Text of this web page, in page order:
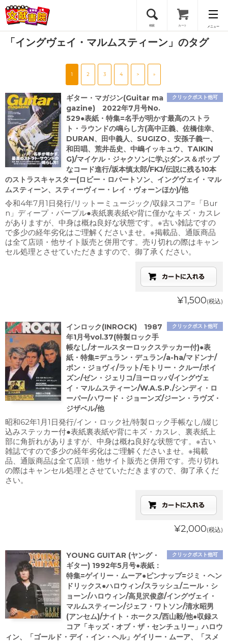
検索 カート メニュー
会員登録
「イングヴェイ・マルムスティーン」のタグ
1 2 3 4 > »
クリックポスト他可
ギター・マガジン(Guitar ma
gazine) 2022年7月号No.
529●表紙・特集=名手が明かす最高のストラ
ト・ラウンドの鳴らし方(高中正義、佐橋佳幸、
DURAN、田中義人、SUGIZO、安孫子義一、
和田唱、荒井岳史、中嶋イッキュウ、TAIKIN
G)/マイケル・ジャクソンに学ぶダンス＆ポップ
なコード進行/坂本慎太郎/FKJ/伝説に残る10本
のストラスキャスター(ロビー・ロバートソン、イングヴェイ・マル
ムスティーン、スティーヴィー・レイ・ヴォーンほか)/他
令和4年7月1日発行/リットーミュージック/収録スコア=「Bur
n」ディープ・パープル●表紙裏表紙や背に僅かなキズ・カスレ
がありますが、中身は概ね良好な状態です。※古い雑誌ですの
で多少の経年劣化はご理解くださいませ。※掲載品、通販商品
は全て店頭・他サイト販売と併用です。売り切れの際はキャン
セル処理とさせていただきますので、御了承ください。
¥1,500(税込)
クリックポスト他可
インロック(INROCK) 1987
年1月号vol.37(特製ロック手
帳なし/オールスターロックステッカー付)●表
紙・特集=デュラン・デュラン/a-ha/マドンナ/
ボン・ジョヴィ/ラット/モトリー・クルー/ポイ
ズン/ゼン・ジェリコ/ヨーロッパ/イングヴェ
イ・マルムスティーン/W.A.S.P./シンディ・ロ
ーパー/ハワード・ジョーンズ/ジーン・ラヴズ・
ジザベル/他
昭和62年1月1日発行/イン・ロック社/特製ロック手帳なし/綴じ
込みステッカー付●表紙裏表紙や背にキズ・カスレ、裏表紙上
部に角折れがありますが、中身は概ね良好な状態です。※古い
雑誌ですので多少の経年劣化はご理解くださいませ。※掲載
品、通販商品は全て店頭・他サイト販売と併用です。売り切れ
の際はキャンセル処理とさせていただきますので、御了承くだ
さい。
¥2,000(税込)
クリックポスト他可
YOUNG GUITAR (ヤング・
ギター) 1992年5月号●表紙：
特集=ゲイリー・ムーア●ピンナップ=ジミ・ヘン
ドリックス●ハロウィン/スラッシュ/ニール・シ
ョーン/ハロウィン/高見沢俊彦/イングヴェイ・
マルムスティーン/ジェフ・ワトソン/清水昭男
(アンセム)/ナイト・ホークス/西山毅/他●収録ス
コア「キッズ・オブ・ザ・センチュリー」ハロウ
ィン、「ゴールド・デイ・イン・ヘル」ゲイリー・ムーア、「スメ